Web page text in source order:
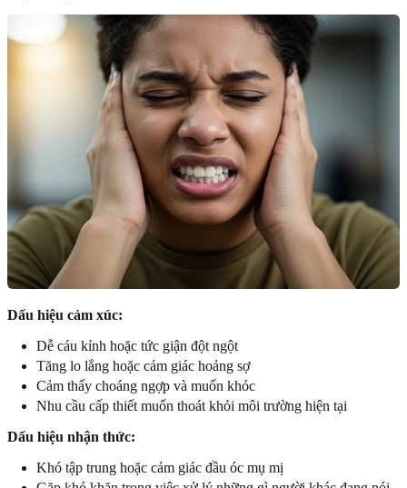
Dấu hiệu cảm xúc:
Dễ cáu kỉnh hoặc tức giận đột ngột
Tăng lo lắng hoặc cảm giác hoảng sợ
Cảm thấy choáng ngợp và muốn khóc
Nhu cầu cấp thiết muốn thoát khỏi môi trường hiện tại
Dấu hiệu nhận thức:
Khó tập trung hoặc cảm giác đầu óc mụ mị